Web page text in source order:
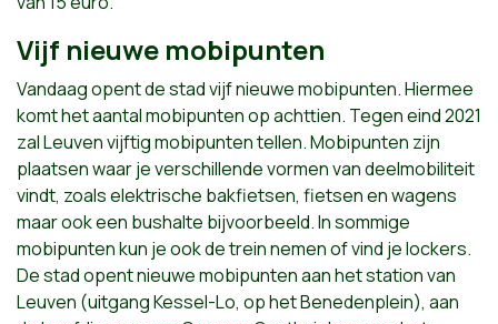
Vijf nieuwe mobipunten
Vandaag opent de stad vijf nieuwe mobipunten. Hiermee
komt het aantal mobipunten op achttien. Tegen eind 2021
zal Leuven vijftig mobipunten tellen. Mobipunten zijn
plaatsen waar je verschillende vormen van deelmobiliteit
vindt, zoals elektrische bakfietsen, fietsen en wagens
maar ook een bushalte bijvoorbeeld. In sommige
mobipunten kun je ook de trein nemen of vind je lockers.
De stad opent nieuwe mobipunten aan het station van
Leuven (uitgang Kessel-Lo, op het Benedenplein), aan